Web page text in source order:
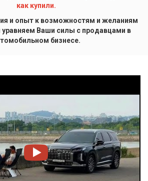
как купили.
и опыт к возможностям и желаниям
Ваши силы с продавцами в
бизнесе.